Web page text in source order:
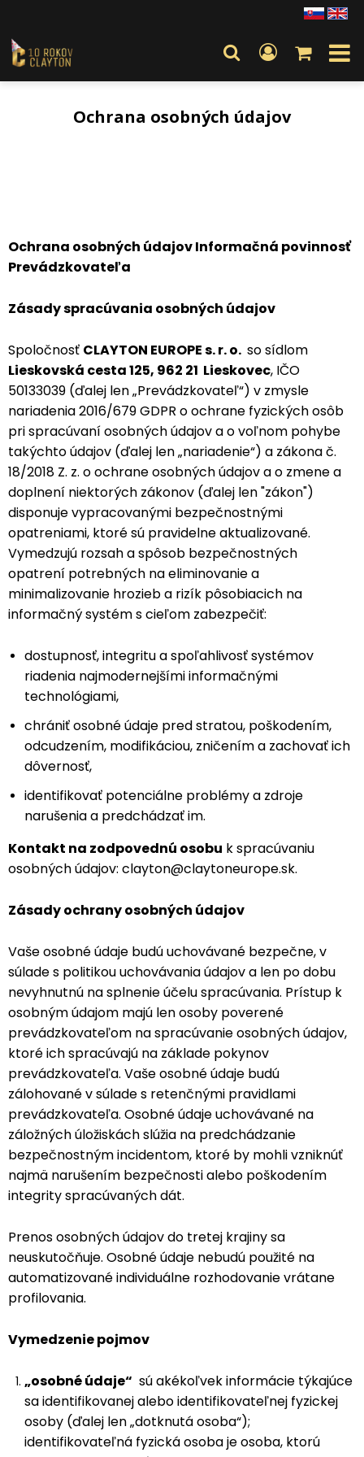
Ochrana osobných údajov
Ochrana osobných údajov Informačná povinnosť
Prevádzkovateľa
Zásady spracúvania osobných údajov
Spoločnosť CLAYTON EUROPE s. r. o. so sídlom
Lieskovská cesta 125, 962 21 Lieskovec, IČO
50133039 (ďalej len „Prevádzkovateľ“) v zmysle
nariadenia 2016/679 GDPR o ochrane fyzických osôb
pri spracúvaní osobných údajov a o voľnom pohybe
takýchto údajov (ďalej len „nariadenie“) a zákona č.
18/2018 Z. z. o ochrane osobných údajov a o zmene a
doplnení niektorých zákonov (ďalej len "zákon")
disponuje vypracovanými bezpečnostnými
opatreniami, ktoré sú pravidelne aktualizované.
Vymedzujú rozsah a spôsob bezpečnostných
opatrení potrebných na eliminovanie a
minimalizovanie hrozieb a rizík pôsobiacich na
informačný systém s cieľom zabezpečiť:
dostupnosť, integritu a spoľahlivosť systémov
riadenia najmodernejšími informačnými
technológiami,
chrániť osobné údaje pred stratou, poškodením,
odcudzením, modifikáciou, zničením a zachovať ich
dôvernosť,
identifikovať potenciálne problémy a zdroje
narušenia a predchádzať im.
Kontakt na zodpovednú osobu k spracúvaniu
osobných údajov: clayton@claytoneurope.sk.
Zásady ochrany osobných údajov
Vaše osobné údaje budú uchovávané bezpečne, v
súlade s politikou uchovávania údajov a len po dobu
nevyhnutnú na splnenie účelu spracúvania. Prístup k
osobným údajom majú len osoby poverené
prevádzkovateľom na spracúvanie osobných údajov,
ktoré ich spracúvajú na základe pokynov
prevádzkovateľa. Vaše osobné údaje budú
zálohované v súlade s retenčnými pravidlami
prevádzkovateľa. Osobné údaje uchovávané na
záložných úložiskách slúžia na predchádzanie
bezpečnostným incidentom, ktoré by mohli vzniknúť
najmä narušením bezpečnosti alebo poškodením
integrity spracúvaných dát.
Prenos osobných údajov do tretej krajiny sa
neuskutočňuje. Osobné údaje nebudú použité na
automatizované individuálne rozhodovanie vrátane
profilovania.
Vymedzenie pojmov
„osobné údaje“ sú akékoľvek informácie týkajúce
sa identifikovanej alebo identifikovateľnej fyzickej
osoby (ďalej len „dotknutá osoba“);
identifikovateľná fyzická osoba je osoba, ktorú